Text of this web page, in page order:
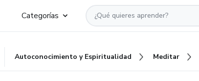
Categorías
Autoconocimiento y Espiritualidad Meditar